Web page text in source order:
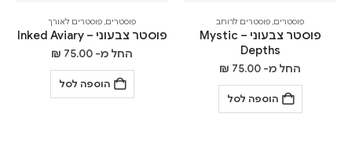
פוסטרים,פוסטרים לרוחב
פוסטר צבעוני – Mystic
Depths
החל מ- ₪ 75.00
הוספה לסל
פוסטרים,פוסטרים לאורך
פוסטר צבעוני – Inked Aviary
החל מ- ₪ 75.00
הוספה לסל